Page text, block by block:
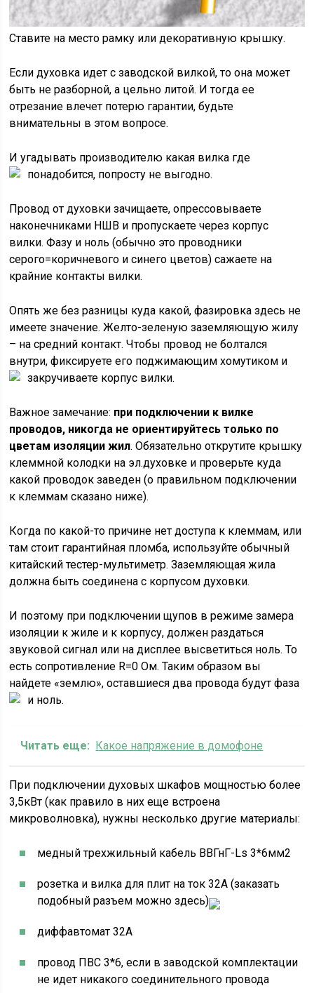
Ставите на место рамку или декоративную крышку.
Если духовка идет с заводской вилкой, то она может
быть не разборной, а цельно литой. И тогда ее
отрезание влечет потерю гарантии, будьте
внимательны в этом вопросе.
И угадывать производителю какая вилка где
понадобится, попросту не выгодно.
Провод от духовки зачищаете, опрессовываете
наконечниками НШВ и пропускаете через корпус
вилки. Фазу и ноль (обычно это проводники
серого=коричневого и синего цветов) сажаете на
крайние контакты вилки.
Опять же без разницы куда какой, фазировка здесь не
имеете значение. Желто-зеленую заземляющую жилу
– на средний контакт. Чтобы провод не болтался
внутри, фиксируете его поджимающим хомутиком и
закручиваете корпус вилки.
Важное замечание: при подключении к вилке
проводов, никогда не ориентируйтесь только по
цветам изоляции жил. Обязательно открутите крышку
клеммной колодки на эл.духовке и проверьте куда
какой проводок заведен (о правильном подключении
к клеммам сказано ниже).
Когда по какой-то причине нет доступа к клеммам, или
там стоит гарантийная пломба, используйте обычный
китайский тестер-мультиметр. Заземляющая жила
должна быть соединена с корпусом духовки.
И поэтому при подключении щупов в режиме замера
изоляции к жиле и к корпусу, должен раздаться
звуковой сигнал или на дисплее высветиться ноль. То
есть сопротивление R=0 Ом. Таким образом вы
найдете «землю», оставшиеся два провода будут фаза
и ноль.
Читать еще: Какое напряжение в домофоне
При подключении духовых шкафов мощностью более
3,5кВт (как правило в них еще встроена
микроволновка), нужны несколько другие материалы:
медный трехжильный кабель ВВГнГ-Ls 3*6мм2
розетка и вилка для плит на ток 32А (заказать
подобный разъем можно здесь)
диффавтомат 32А
провод ПВС 3*6, если в заводской комплектации
не идет никакого соединительного провода